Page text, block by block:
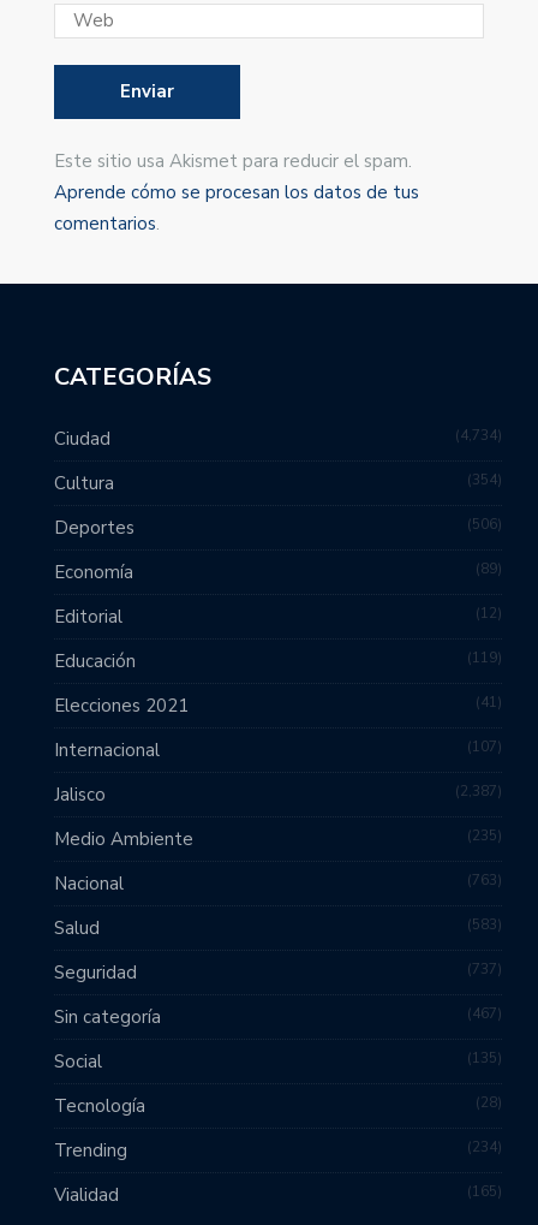
Este sitio usa Akismet para reducir el spam.
Aprende cómo se procesan los datos de tus
comentarios.
CATEGORÍAS
Ciudad 4,734
Cultura 354
Deportes 506
Economía 89
Editorial 12
Educación 119
Elecciones 2021 41
Internacional 107
Jalisco 2,387
Medio Ambiente 235
Nacional 763
Salud 583
Seguridad 737
Sin categoría 467
Social 135
Tecnología 28
Trending 234
Vialidad 165